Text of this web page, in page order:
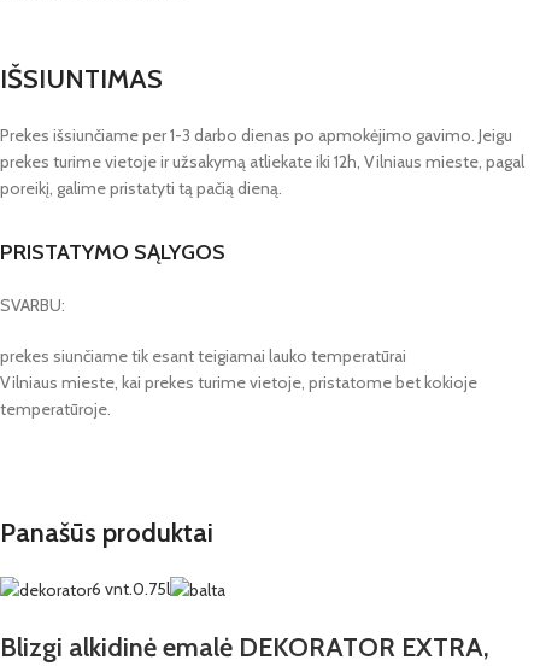
IŠSIUNTIMAS
Prekes išsiunčiame per 1-3 darbo dienas po apmokėjimo gavimo. Jeigu
prekes turime vietoje ir užsakymą atliekate iki 12h, Vilniaus mieste, pagal
poreikį, galime pristatyti tą pačią dieną.
PRISTATYMO SĄLYGOS
SVARBU:
prekes siunčiame tik esant teigiamai lauko temperatūrai
Vilniaus mieste, kai prekes turime vietoje, pristatome bet kokioje
temperatūroje.
Panašūs produktai
6 vnt.0.75l
Blizgi alkidinė emalė DEKORATOR EXTRA,